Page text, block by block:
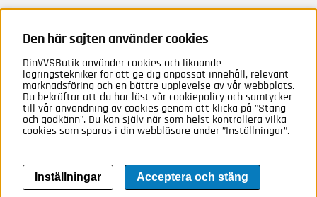
NYHETER FRÅN OSS
Anmäl mig
Den här sajten använder cookies
DinVVSButik använder cookies och liknande
lagringstekniker för att ge dig anpassat innehåll, relevant
marknadsföring och en bättre upplevelse av vår webbplats.
Du bekräftar att du har läst vår cookiepolicy och samtycker
till vår användning av cookies genom att klicka på "Stäng
och godkänn". Du kan själv när som helst kontrollera vilka
cookies som sparas i din webbläsare under ”Inställningar”.
Inställningar Acceptera och stäng